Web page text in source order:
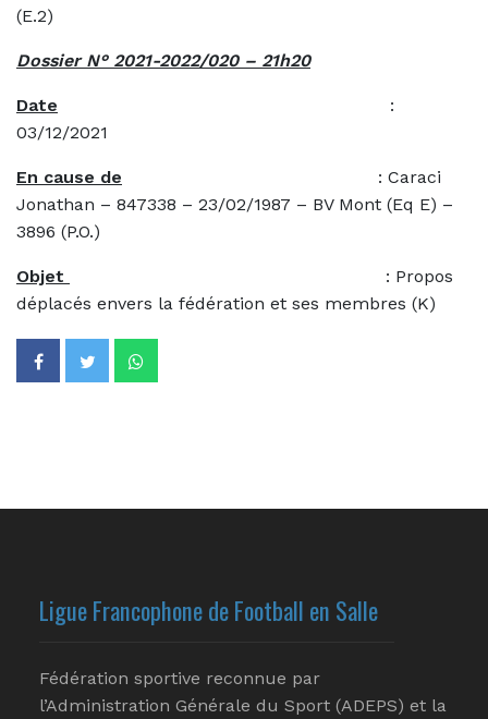
(E.2)
Dossier N° 2021-2022/020 – 21h20
Date :
03/12/2021
En cause de : Caraci
Jonathan – 847338 – 23/02/1987 – BV Mont (Eq E) –
3896 (P.O.)
Objet
: Propos
déplacés envers la fédération et ses membres (K)
Ligue Francophone de Football en Salle
Fédération sportive reconnue par
l’Administration Générale du Sport (ADEPS) et la